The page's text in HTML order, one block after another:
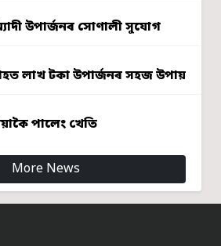
উপাৰ্জনৰ সোণালী সুযোগ
লাখ টকা উপাৰ্জনৰ সহজ উপায়
পালেং খেতি
More News